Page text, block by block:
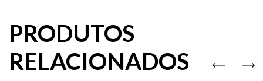
PRODUTOS
RELACIONADOS